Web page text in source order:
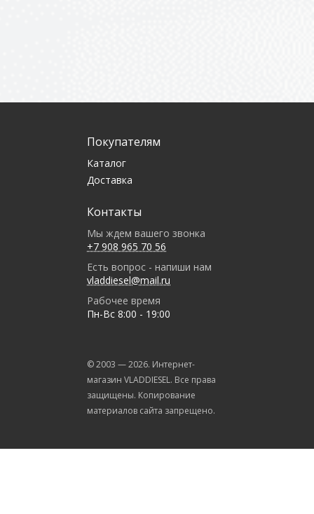
Покупателям
Каталог
Доставка
Контакты
Мы ждем вашего звонка
+7 908 965 70 56
Есть вопрос - напиши нам
vladdiesel@mail.ru
Рабочее время
Пн-Вс 8:00 - 19:00
© 2003 —2026. Интернет-
магазин VLADDIESEL. Все права
защищены. Копирование
материалов сайта запрещено.